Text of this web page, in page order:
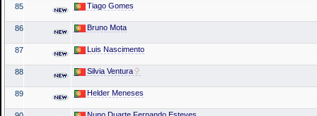
85 Tiago Gomes
86 Bruno Mota
87 Luis Nascimento
88 Silvia Ventura
89 Helder Meneses